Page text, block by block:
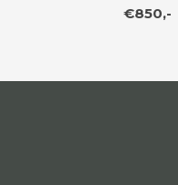
€850,-